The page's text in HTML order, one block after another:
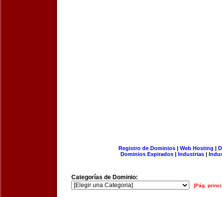
Registro de Dominios| Web Hosting |
Dominios Expirados | Industrias |
Categorías de Dominio:
[Pág.